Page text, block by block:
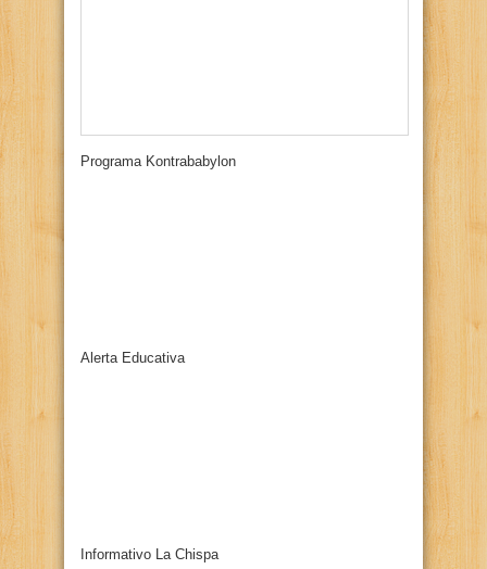
Programa Kontrababylon
Alerta Educativa
Informativo La Chispa